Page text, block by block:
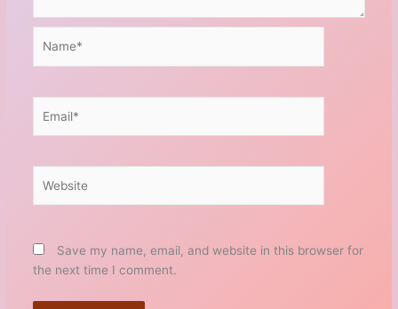
Save my name, email, and website in this browser for
the next time I comment.